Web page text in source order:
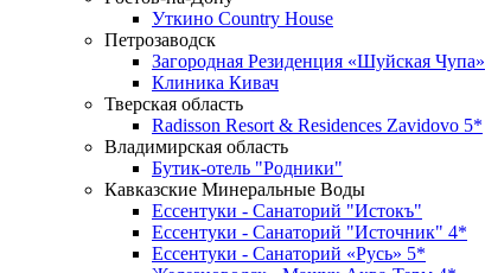
Уткино Country House
Петрозаводск
Загородная Резиденция «Шуйская Чупа»
Клиника Кивач
Тверская область
Radisson Resort & Residences Zavidovo 5*
Владимирская область
Бутик-отель "Родники"
Кавказские Минеральные Воды
Ессентуки - Санаторий "Истокъ"
Ессентуки - Санаторий "Источник" 4*
Ессентуки - Санаторий «Русь» 5*